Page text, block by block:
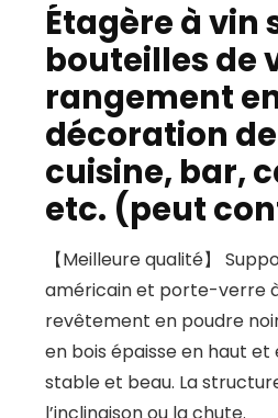
Étagère à vin
bouteilles de
rangement
décoration
cuisine, bar,
etc. (peut
【Meilleure qualité】
américain et porte-verre
revêtement en poudre
en bois épaisse en haut et
stable et beau. La